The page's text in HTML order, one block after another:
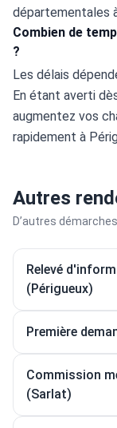
départementales
Combien de
?
Les délais
En étant averti
augmentez vos
rapidement à
Autres
D’autres
Relevé
(Périgueux)
Première
Commission
(Sarlat)